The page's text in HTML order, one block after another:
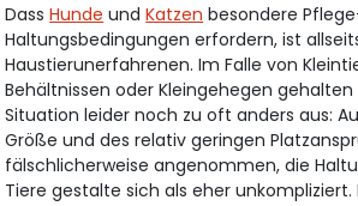
DassHunde undKatzen besondere
Haltungsbedingungen erfordern, ist
Haustierunerfahrenen. Im Falle von
Behältnissen oder Kleingehegen
Situation leider noch zu oft anders aus:
Größe und des relativ geringen
fälschlicherweise angenommen, die
Tiere gestalte sich als eher